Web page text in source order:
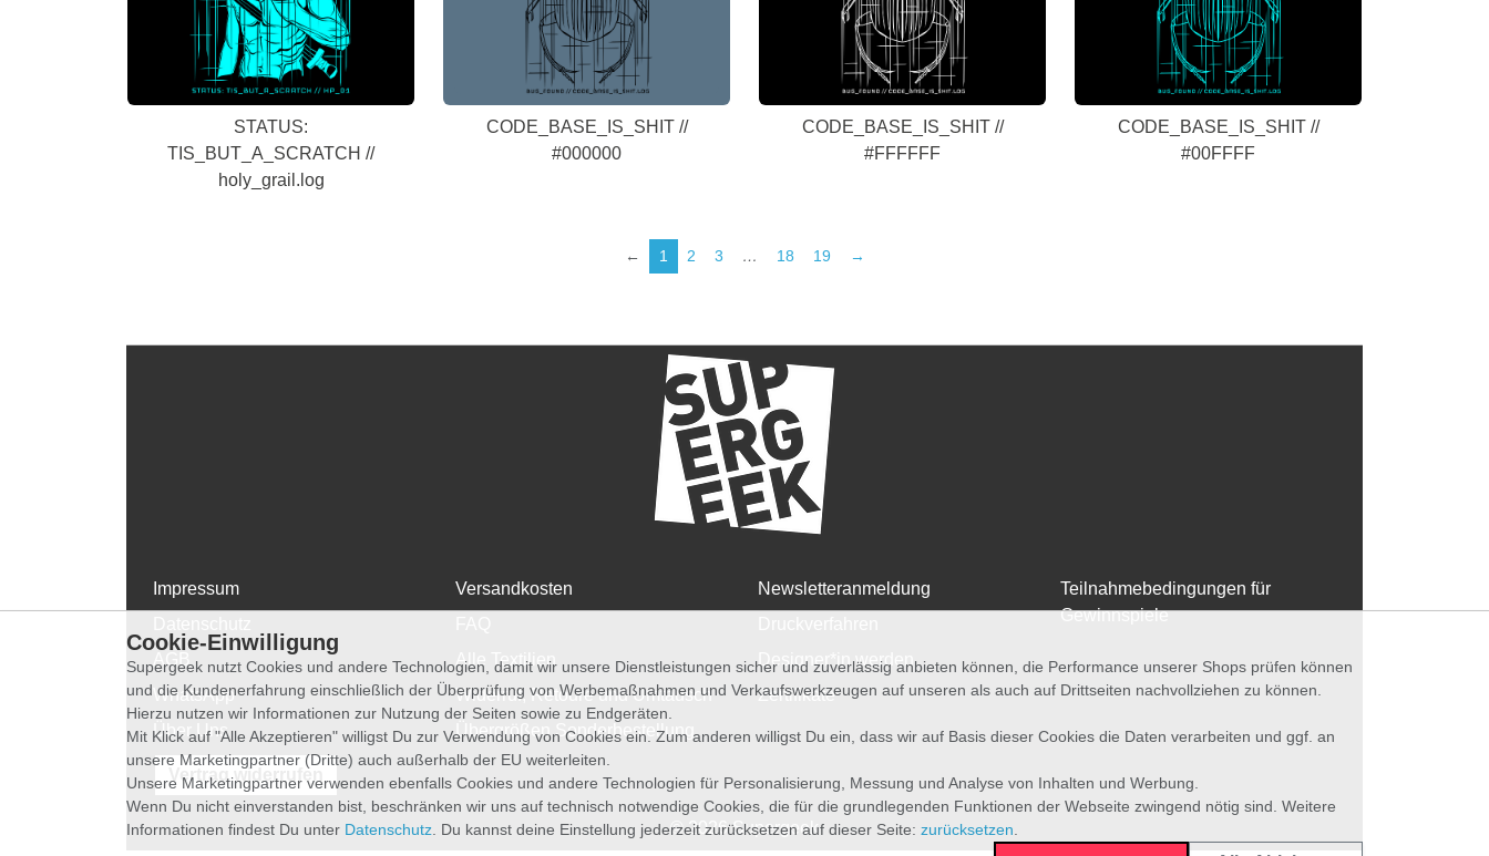
STATUS:
TIS_BUT_A_SCRATCH //
holy_grail.log
CODE_BASE_IS_SHIT //
#000000
CODE_BASE_IS_SHIT //
#FFFFFF
CODE_BASE_IS_SHIT //
#00FFFF
← 1 2 3 … 18 19 →
Impressum
WhatsApp
Über Uns
Versandkosten
Alle Textilien
Widerruf, Retoure und Umtausch
Übergrößen Sonderbestellung
Newsletteranmeldung
Designer*in werden
Zertifikate
Teilnahmebedingungen für
Gewinnspiele
Vertrag widerrufen
© 2026 Supergeek
Cookie-Einwilligung
Supergeek nutzt Cookies und andere Technologien, damit wir unsere Dienstleistungen sicher und zuverlässig anbieten können, die Performance unserer Shops prüfen können
und die Kundenerfahrung einschließlich der Überprüfung von Werbemaßnahmen und Verkaufswerkzeugen auf unseren als auch auf Drittseiten nachvollziehen zu können.
Hierzu nutzen wir Informationen zur Nutzung der Seiten sowie zu Endgeräten.
Mit Klick auf "Alle Akzeptieren" willigst Du zur Verwendung von Cookies ein. Zum anderen willigst Du ein, dass wir auf Basis dieser Cookies die Daten verarbeiten und ggf. an
unsere Marketingpartner (Dritte) auch außerhalb der EU weiterleiten.
Unsere Marketingpartner verwenden ebenfalls Cookies und andere Technologien für Personalisierung, Messung und Analyse von Inhalten und Werbung.
Wenn Du nicht einverstanden bist, beschränken wir uns auf technisch notwendige Cookies, die für die grundlegenden Funktionen der Webseite zwingend nötig sind. Weitere
Informationen findest Du unter Datenschutz . Du kannst deine Einstellung jederzeit zurücksetzen auf dieser Seite: zurücksetzen